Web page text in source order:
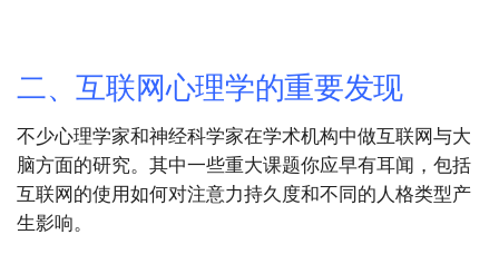
二、互联网心理学的重要发现
不少心理学家和神经科学家在学术机构中做互联网与大
脑方面的研究。其中一些重大课题你应早有耳闻，包括
互联网的使用如何对注意力持久度和不同的人格类型产
生影响。